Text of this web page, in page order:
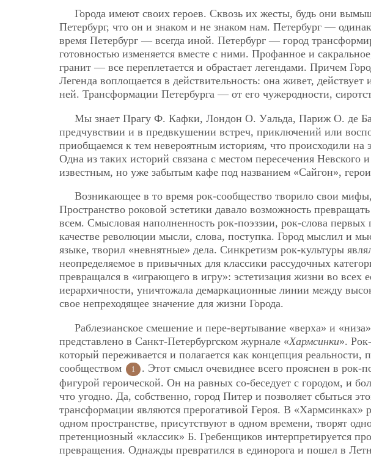
Города имеют своих героев. Сквозь их жесты, будь они
Петербург, что он и знаком и не знаком нам. Петербург —
время Петербург — всегда иной. Петербург — город
готовностью изменяется вместе с ними. Профанное и
гранит — все переплетается и обрастает легендами. Причем
Легенда воплощается в действительность: она живет, действует
ней. Трансформации Петербурга — от его чужеродности,
Мы знает Прагу Ф. Кафки, Лондон О. Уальда, Париж О. де
предчувствии и в предвкушении встреч, приключений или
приобщаемся к тем невероятным историям, что происходили на
Одна из таких историй связана с местом пересечения Невского
известным, но уже забытым кафе под названием «Сайгон»,
Возникающее в то время рок-сообщество творило свои
Пространство роковой эстетики давало возможность
всем. Смысловая наполненность рок-поэззии, рок-слова первых
качестве революции мысли, слова, поступка. Город мыслил и
языке, творил «невнятные» дела. Синкретизм рок-культуры
неопределяемое в привычных для классики рассудочных
превращался в «играющего в игру»: эстетизация жизни во всех
иерархичности, уничтожала демаркационные линии между
свое непреходящее значение для жизни Города.
Раблезианское смешение и пере-вертывание «верха» и
представлено в Санкт-Петербургском журнале «Хармсинки».
который переживается и полагается как концепция реальности,
сообществом
1
. Этот смысл очевиднее всего прояснен в рок-
фигурой героической. Он на равных со-беседует с городом, и
что угодно. Да, собственно, город Питер и позволяет сбыться
трансформации являются прерогативой Героя. В
одном пространстве, присутствуют в одном времени, творят
претенциозный «классик» Б. Гребенщиков интерпретируется
превращения. Однажды превратился в единорога и пошел в